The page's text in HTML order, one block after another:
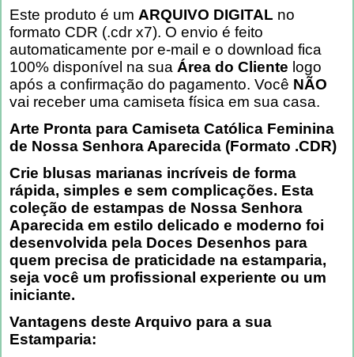
Este produto é um ARQUIVO DIGITAL no
formato CDR (.cdr x7). O envio é feito
automaticamente por e-mail e o download fica
100% disponível na sua Área do Cliente logo
após a confirmação do pagamento. Você NÃO
vai receber uma camiseta física em sua casa.
Arte Pronta para Camiseta Católica Feminina
de Nossa Senhora Aparecida (Formato .CDR)
Crie blusas marianas incríveis de forma
rápida, simples e sem complicações. Esta
coleção de estampas de Nossa Senhora
Aparecida em estilo delicado e moderno foi
desenvolvida pela Doces Desenhos para
quem precisa de praticidade na estamparia,
seja você um profissional experiente ou um
iniciante.
Vantagens deste Arquivo para a sua
Estamparia: